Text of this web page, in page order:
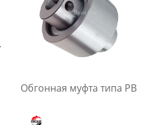
Обгонная муфта типа PB